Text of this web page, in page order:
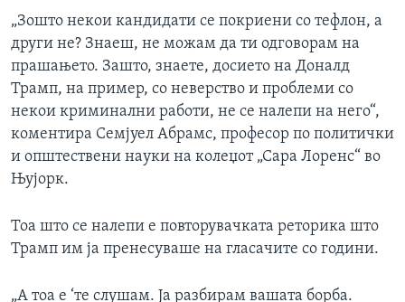
„Зошто некои кандидати се покриени со тефлон, а
други не? Знаеш, не можам да ти одговорам на
прашањето. Зашто, знаете, досието на Доналд
Трамп, на пример, со неверство и проблеми со
некои криминални работи, не се налепи на него“,
коментира Семјуел Абрамс, професор по политички
и општествени науки на колеџот „Сара Лоренс“ во
Њујорк.
Тоа што се налепи е повторувачката реторика што
Трамп им ја пренесуваше на гласачите со години.
„А тоа е ‘те слушам. Ја разбирам вашата борба.